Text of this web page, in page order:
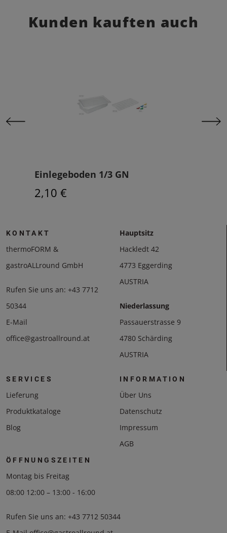
Kunden kauften auch
Einlegeboden 1/3 GN
2,10 €
KONTAKT
thermoFORM &
gastroALLround GmbH
Rufen Sie uns an: +43 7712
50344
E-Mail
office@gastroallround.at
Hauptsitz
Hackledt 42
4773 Eggerding
AUSTRIA
Niederlassung
Passauerstrasse 9
4780 Schärding
AUSTRIA
SERVICES
Lieferung
Produktkataloge
Blog
INFORMATION
Über Uns
Datenschutz
Impressum
AGB
ÖFFNUNGSZEITEN
Montag bis Freitag
08:00 12:00 – 13:00 - 16:00
Rufen Sie uns an: +43 7712 50344